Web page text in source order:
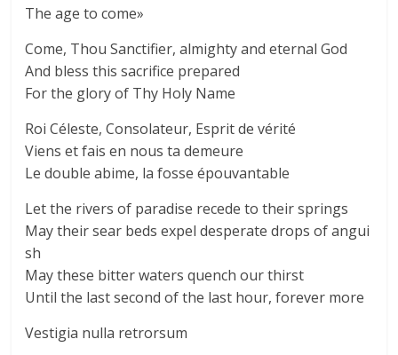
The age to come»
Come, Thou Sanctifier, almighty and eternal God
And bless this sacrifice prepared
For the glory of Thy Holy Name
Roi Céleste, Consolateur, Esprit de vérité
Viens et fais en nous ta demeure
Le double abime, la fosse épouvantable
Let the rivers of paradise recede to their springs
May their sear beds expel desperate drops of angui
sh
May these bitter waters quench our thirst
Until the last second of the last hour, forever more
Vestigia nulla retrorsum